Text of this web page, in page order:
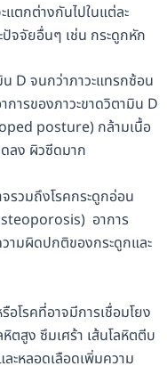
แตกต่างกันไปในแต่ละ
จจัยอื่นๆ เช่น กระดูกหัก
D จนกว่าภาวะแทรกซ้อน
การของภาวะขาดวิตามิน D
posture) กล้ามเนื้อ
ลง ผิวซีดมาก
รวมถึงโรคกระดูกอ่อน
อาการ
ามผิดปกติของกระดูกและ
อโรคที่อาจมีการเชื่อมโยง
ตสูง ซึมเศร้า เส้นโลหิตตีบ
ละหลอดเลือดเพิ่มความ